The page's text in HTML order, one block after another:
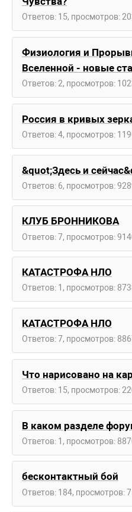
Ответов: 15, просмотров:
Физиология и
Вселенной - новые
Ответов: 2, просмотров:
Россия в кривых
Ответов: 4, просмотров:
&quot;Здесь и
Ответов: 6, просмотров:
КЛУБ БРОННИКОВА
Ответов: 7, просмотров:
КАТАСТРОФА НЛО
Ответов: 1, просмотров:
КАТАСТРОФА НЛО
Ответов: 7, просмотров:
Что нарисовано на
Ответов: 15, просмотров:
В каком разделе
Ответов: 1, просмотров:
бесконтактный бой
Ответов: 184, просмотров: